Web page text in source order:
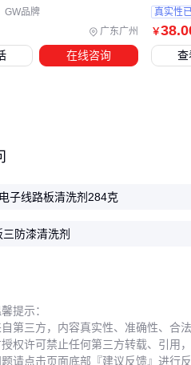
广东广州
GW品牌
在线咨询
￥38
真实性
查
子线路板清洗剂284克
防漆清洗剂
提示：
第三方，内容真实性、准确性、合
权许可禁止任何第三方转载、引用
请点击页面底部『建议反馈』进行